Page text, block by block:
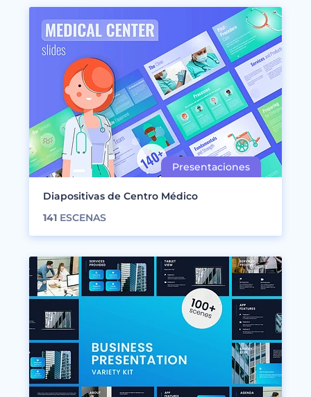
Diapositivas de Centro Médico
141 ESCENAS